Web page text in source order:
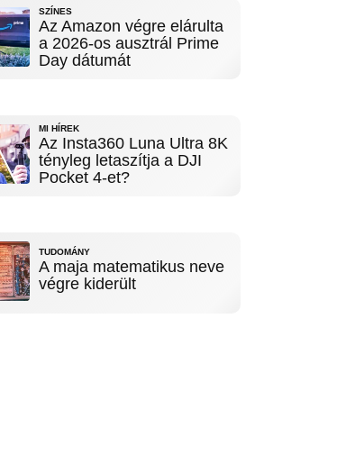
SZÍNES
Az Amazon végre elárulta
a 2026-os ausztrál Prime
Day dátumát
MI HÍREK
Az Insta360 Luna Ultra 8K
tényleg letaszítja a DJI
Pocket 4-et?
TUDOMÁNY
A maja matematikus neve
végre kiderült